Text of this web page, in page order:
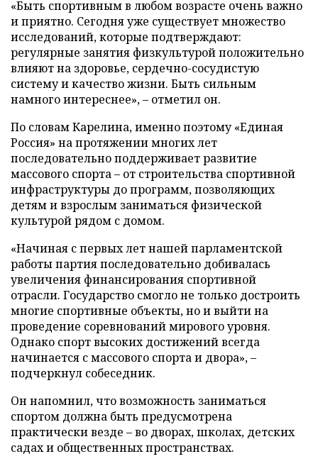
«Быть спортивным в любом возрасте очень важно
и приятно. Сегодня уже существует множество
исследований, которые подтверждают:
регулярные занятия физкультурой положительно
влияют на здоровье, сердечно-сосудистую
систему и качество жизни. Быть сильным
намного интереснее», – отметил он.
По словам Карелина, именно поэтому «Единая
Россия» на протяжении многих лет
последовательно поддерживает развитие
массового спорта – от строительства спортивной
инфраструктуры до программ, позволяющих
детям и взрослым заниматься физической
культурой рядом с домом.
«Начиная с первых лет нашей парламентской
работы партия последовательно добивалась
увеличения финансирования спортивной
отрасли. Государство смогло не только достроить
многие спортивные объекты, но и выйти на
проведение соревнований мирового уровня.
Однако спорт высоких достижений всегда
начинается с массового спорта и двора», –
подчеркнул собеседник.
Он напомнил, что возможность заниматься
спортом должна быть предусмотрена
практически везде – во дворах, школах, детских
садах и общественных пространствах.